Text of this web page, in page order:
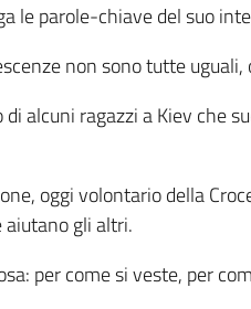
le parole-chiave del suo
non sono tutte
alcuni ragazzi a Kiev che
oggi volontario della
aiutano gli altri.
per come si veste, per